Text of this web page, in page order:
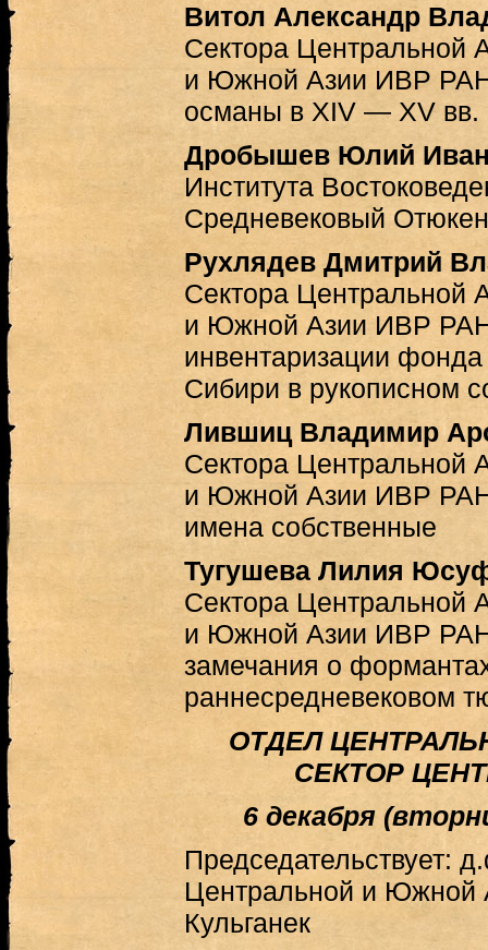
Витол Александр
Сектора Центральной
и Южной Азии ИВР
османы в XIV — XV вв.
Дробышев Юлий
Института
Средневековый Отюкен
Рухлядев Дмитрий
Сектора Центральной
и Южной Азии ИВР
инвентаризации
Сибири в рукописном
Лившиц Владимир
Сектора Центральной
и Южной Азии ИВР
имена собственные
Тугушева Лилия
Сектора Центральной
и Южной Азии ИВР
замечания о
раннесредневековом
ОТДЕЛ
СЕКТОР
6 декабря
Председательствует:
Центральной и
Кульганек